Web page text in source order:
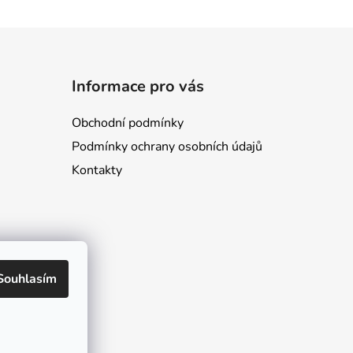
Informace pro vás
Obchodní podmínky
Podmínky ochrany osobních údajů
Kontakty